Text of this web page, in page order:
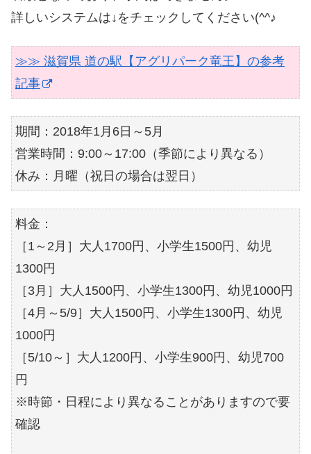
詳しいシステムは↓をチェックしてください(^^♪
≫≫ 滋賀県 道の駅【アグリパーク竜王】の参考
記事
期間：2018年1月6日～5月
営業時間：9:00～17:00（季節により異なる）
休み：月曜（祝日の場合は翌日）
料金：
［1～2月］大人1700円、小学生1500円、幼児
1300円
［3月］大人1500円、小学生1300円、幼児1000円
［4月～5/9］大人1500円、小学生1300円、幼児
1000円
［5/10～］大人1200円、小学生900円、幼児700
円
※時節・日程により異なることがありますので要
確認